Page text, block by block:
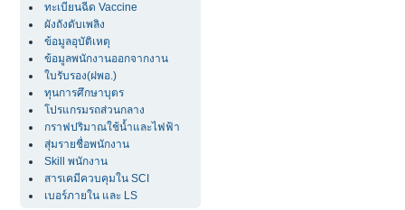
ทะเบียนฉีด Vaccine
ผังถังดับเพลิง
ข้อมูลอุบัติเหตุ
ข้อมูลพนักงานออกจากงาน
ใบรับรอง(ฝพอ.)
ทุนการศึกษาบุตร
โปรแกรมรถส่วนกลาง
กราฟปริมาณใช้น้ำและไฟฟ้า
สุ่มรายชื่อพนักงาน
Skill พนักงาน
สารเคมีควบคุมใน SCI
เบอร์ภายใน และ LS